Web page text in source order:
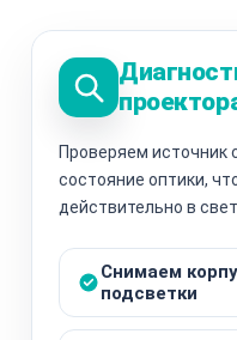
Проверяем источник
состояние оптики,
действительно в
Снимаем
подсветки